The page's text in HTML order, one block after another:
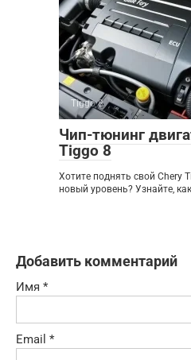
Tiggo 8
Чип-тюнинг
Tiggo 8
Хотите поднять свой Chery
новый уровень? Узнайте,
Добавить комментарий
Имя *
Email *